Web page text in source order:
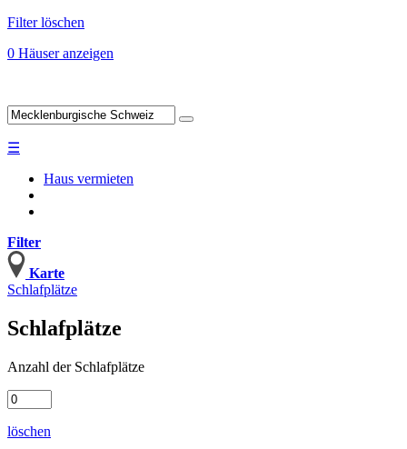
Filter löschen
0 Häuser anzeigen
☰
Haus vermieten
Filter
Karte
Schlafplätze
Schlafplätze
Anzahl der Schlafplätze
löschen